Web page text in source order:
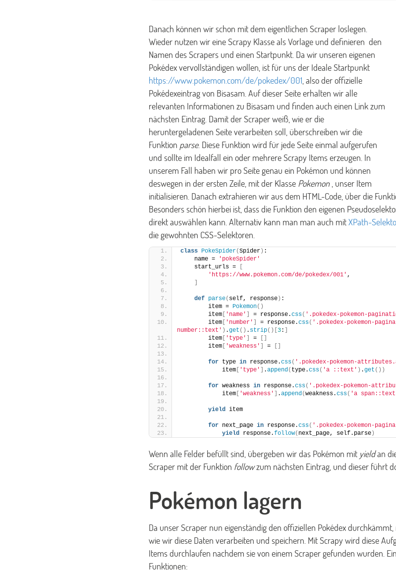
Danach können wir schon mit dem eigentlichen Scraper loslegen.
Wieder nutzen wir eine Scrapy Klasse als Vorlage und definieren den
Namen des Scrapers und einen Startpunkt. Da wir unseren eigenen
Pokédex vervollständigen wollen, ist für uns der Ideale Startpunkt
https://www.pokemon.com/de/pokedex/001, also der offizielle
Pokédexeintrag von Bisasam. Auf dieser Seite erhalten wir alle
relevanten Informationen zu Bisasam und finden auch einen Link zum
nächsten Eintrag. Damit der Scraper weiß, wie er die
heruntergeladenen Seite verarbeiten soll, überschreiben wir die
Funktion parse. Diese Funktion wird für jede Seite einmal aufgerufen
und sollte im Idealfall ein oder mehrere Scrapy Items erzeugen. In
unserem Fall haben wir pro Seite genau ein Pokémon und können
deswegen in der ersten Zeile, mit der Klasse Pokemon, unser Item
initialisieren. Danach extrahieren wir aus dem HTML-Code, über die
Besonders schön hierbei ist, dass die Funktion den eigenen
direkt auswählen kann. Alternativ kann man man auch mitXPath-
die gewohnten CSS-Selektoren.
class PokeSpider(Spider) :
    name =
'pokeSpider'
    start_urls =
'https://www.pokemon.com/de/pokedex/001' ,
def parse( self, response) :
        item =
Pokemon()
        item
[ 'name' = response.css( '.pokedex-pokemon-
        item
[ 'number' = response.css( '.pokedex-pokemon-
number::text' ) .get () . strip()[ 3:
        item
[ 'type' =
        item
[ 'weakness' =
for type in response.css( '.pokedex-pokemon-
            item
[ 'type' .append( type.css( 'a ::text' ) .get ())
for weakness in response.css( '.pokedex-pokemon-
            item
[ 'weakness' .append(weakness.css( 'a
yield item
for next_page in response.css( '.pokedex-pokemon-
yield response.follow( next_page, self.parse)
Wenn alle Felder befüllt sind, übergeben wir das Pokémon mit yieldan
Scraper mit der Funktion followzum nächsten Eintrag, und dieser führt
Pokémon lagern
Da unser Scraper nun eigenständig den offiziellen Pokédex
wie wir diese Daten verarbeiten und speichern. Mit Scrapy wird diese
Items durchlaufen nachdem sie von einem Scraper gefunden wurden.
Funktionen: